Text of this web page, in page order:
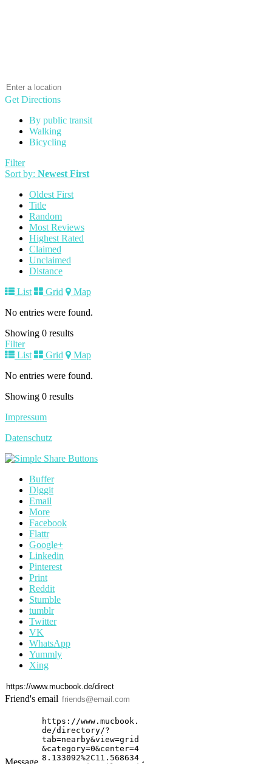
Get Directions
By public transit
Walking
Bicycling
Filter
Sort by: Newest First
Oldest First
Title
Random
Most Reviews
Highest Rated
Claimed
Unclaimed
Distance
List
Grid
Map
No entries were found.
Showing 0 results
Filter
List
Grid
Map
No entries were found.
Showing 0 results
Impressum
Datenschutz
Buffer
Diggit
Email
More
Facebook
Flattr
Google+
Linkedin
Pinterest
Print
Reddit
Stumble
tumblr
Twitter
VK
WhatsApp
Yummly
Xing
Friend's email
Message